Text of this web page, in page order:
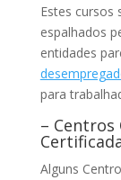
Estes cursos
espalhados
entidades
para
– Centros
Alguns